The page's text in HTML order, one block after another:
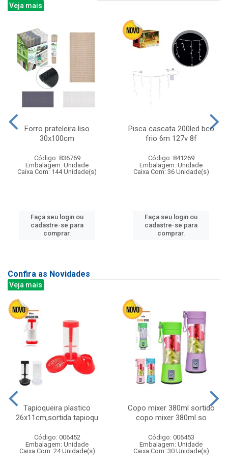
Veja mais
Forro prateleira liso
30x100cm
Código: 836769
Embalagem: Unidade
Caixa Com: 144 Unidade(s)
Faça seu login ou
cadastre-se para
comprar.
Pisca cascata 200led bco
frio 6m 127v 8f
Código: 841269
Embalagem: Unidade
Caixa Com: 36 Unidade(s)
Faça seu login ou
cadastre-se para
comprar.
Confira as Novidades
Veja mais
Tapioqueira plastico
26x11cm,sortida tapioqu
Código: 006452
Embalagem: Unidade
Caixa Com: 24 Unidade(s)
Copo mixer 380ml sortido
copo mixer 380ml so
Código: 006453
Embalagem: Unidade
Caixa Com: 30 Unidade(s)